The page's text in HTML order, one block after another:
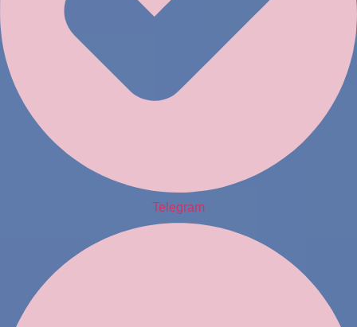
Telegram